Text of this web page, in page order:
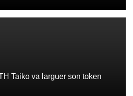
Taiko va larguer son token